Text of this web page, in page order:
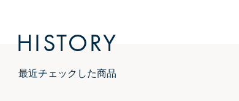
HISTORY
最近チェックした商品